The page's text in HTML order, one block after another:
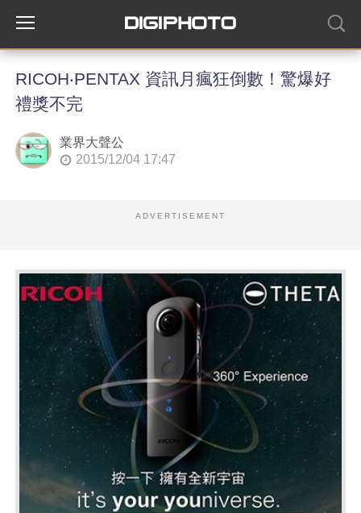
RICOH‧PENTAX 資訊月瘋狂倒數！驚爆好
禮獎不完
業界大聲公
2015/12/04 17:47
ADVERTISEMENT